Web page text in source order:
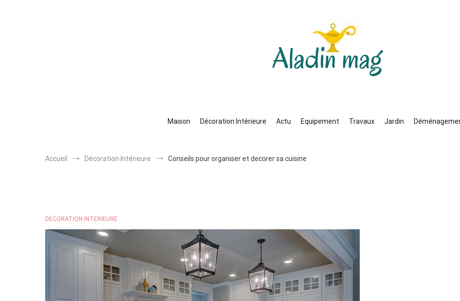
Maison Décoration Intérieure Actu Equipement Travaux Jardin
Accueil Décoration Intérieure Conseils pour organiser et decorer sa cuisine
DÉCORATION INTÉRIEURE